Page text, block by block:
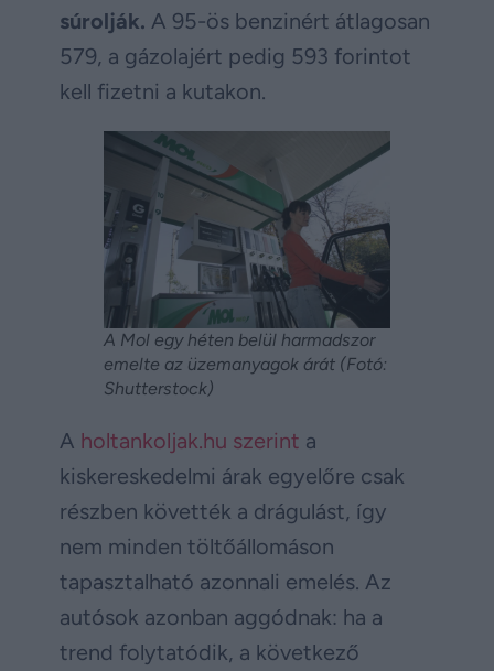
súrolják. A 95-ös benzinért átlagosan
579, a gázolajért pedig 593 forintot
kell fizetni a kutakon.
A Mol egy héten belül harmadszor
emelte az üzemanyagok árát (Fotó:
Shutterstock)
A holtankoljak.hu szerint a
kiskereskedelmi árak egyelőre csak
részben követték a drágulást, így
nem minden töltőállomáson
tapasztalható azonnali emelés. Az
autósok azonban aggódnak: ha a
trend folytatódik, a következő